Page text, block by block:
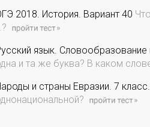
2018. История. Вариант 40
язык.
и та же буква? В каком
и страны Евразии. 7 класс.